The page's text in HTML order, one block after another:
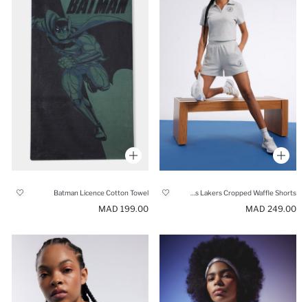
249.00 MAD
Batman Licence Cotton Towel
199.00 MAD